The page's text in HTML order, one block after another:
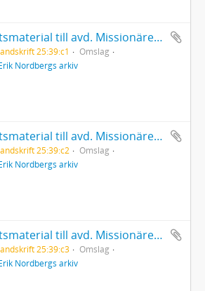
Arbetsmaterial till avd. Missionärer. Handskrivet (del 1)
25:39:c1
Omslag
Nordbergs arkiv
Arbetsmaterial till avd. Missionärer. Handskrivet (del 2)
25:39:c2
Omslag
Nordbergs arkiv
Arbetsmaterial till avd. Missionärer. Handskrivet (del 3)
25:39:c3
Omslag
Nordbergs arkiv